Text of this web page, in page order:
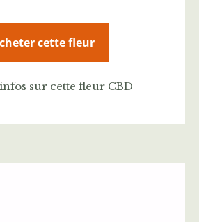
cette fleur
sur cette fleur CBD